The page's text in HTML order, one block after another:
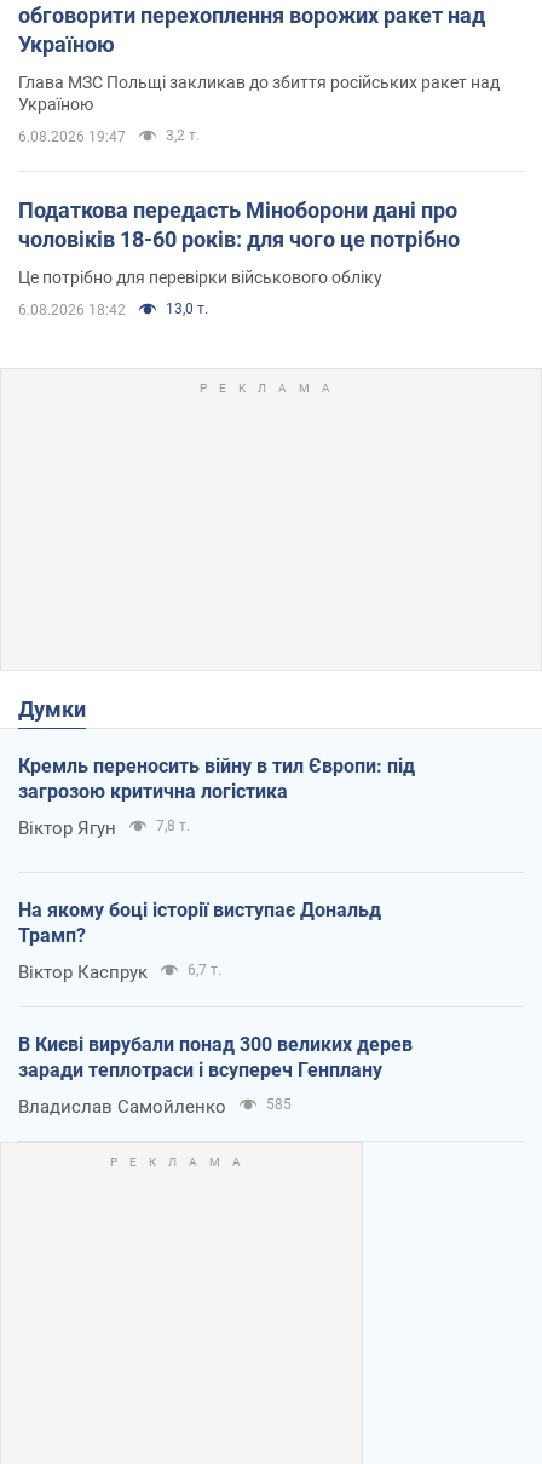
обговорити перехоплення ворожих ракет над
Україною
Глава МЗС Польщі закликав до збиття російських ракет над
Україною
6.08.2026 19:47 3,2 т.
Податкова передасть Міноборони дані про
чоловіків 18-60 років: для чого це потрібно
Це потрібно для перевірки військового обліку
6.08.2026 18:42 13,0 т.
Думки
Кремль переносить війну в тил Європи: під
загрозою критична логістика
Віктор Ягун 7,8 т.
На якому боці історії виступає Дональд
Трамп?
Віктор Каспрук 6,7 т.
В Києві вирубали понад 300 великих дерев
заради теплотраси і всупереч Генплану
Владислав Самойленко 585